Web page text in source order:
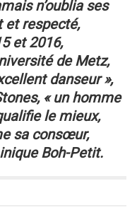
n’oublia ses
et respecté,
et 2016,
de Metz,
danseur »,
« un homme
le mieux,
sa consœur,
Boh-Petit.